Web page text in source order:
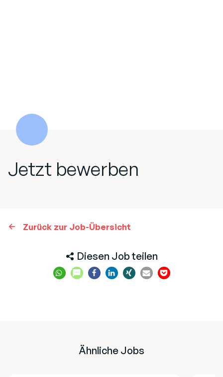
Jetzt bewerben
Zurück zur Job-Übersicht
Diesen Job teilen
Ähnliche Jobs